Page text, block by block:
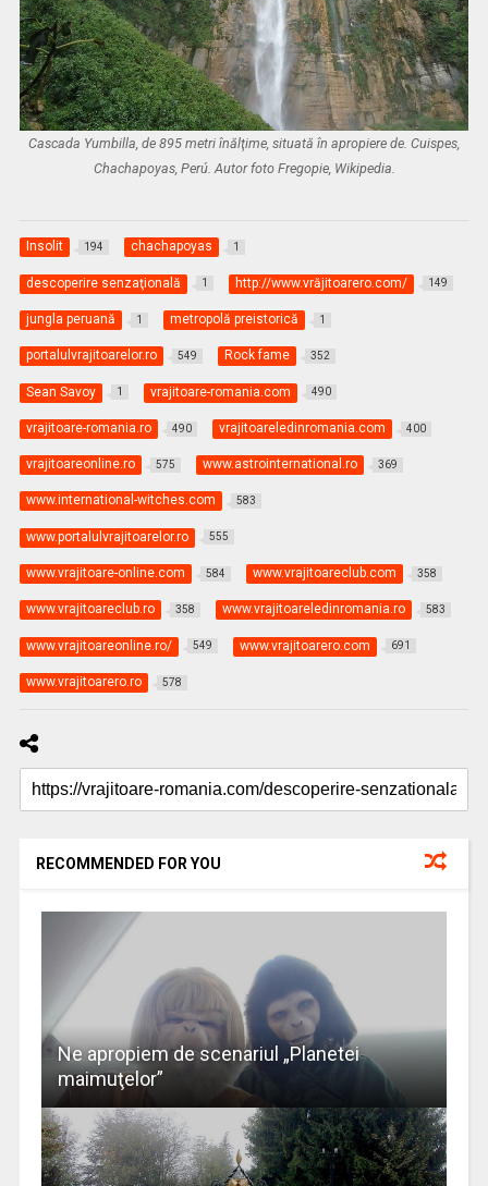
Cascada Yumbilla, de 895 metri înălţime, situată în apropiere de. Cuispes,
Chachapoyas, Perú. Autor foto Fregopie, Wikipedia.
Insolit 194 chachapoyas 1
descoperire senzaţională 1 http://www.vrăjitoarero.com/ 149
jungla peruană 1 metropolă preistorică 1
portalulvrajitoarelor.ro 549 Rock fame 352
Sean Savoy 1 vrajitoare-romania.com 490
vrajitoare-romania.ro 490 vrajitoareledinromania.com 400
vrajitoareonline.ro 575 www.astrointernational.ro 369
www.international-witches.com 583
www.portalulvrajitoarelor.ro 555
www.vrajitoare-online.com 584 www.vrajitoareclub.com 358
www.vrajitoareclub.ro 358 www.vrajitoareledinromania.ro 583
www.vrajitoareonline.ro/ 549 www.vrajitoarero.com 691
www.vrajitoarero.ro 578
RECOMMENDED FOR YOU
Ne apropiem de scenariul „Planetei
maimuţelor”